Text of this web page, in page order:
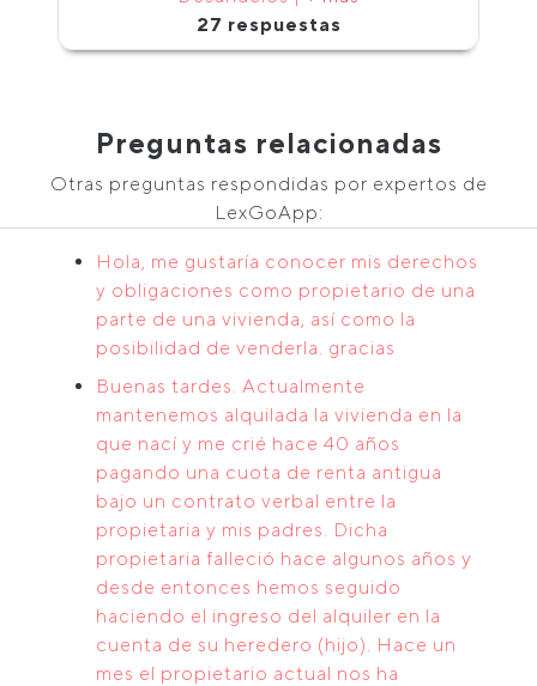
27 respuestas
Preguntas relacionadas
Otras preguntas respondidas por expertos de
LexGoApp:
Hola, me gustaría conocer mis derechos
y obligaciones como propietario de una
parte de una vivienda, así como la
posibilidad de venderla. gracias
Buenas tardes. Actualmente
mantenemos alquilada la vivienda en la
que nací y me crié hace 40 años
pagando una cuota de renta antigua
bajo un contrato verbal entre la
propietaria y mis padres. Dicha
propietaria falleció hace algunos años y
desde entonces hemos seguido
haciendo el ingreso del alquiler en la
cuenta de su heredero (hijo). Hace un
mes el propietario actual nos ha